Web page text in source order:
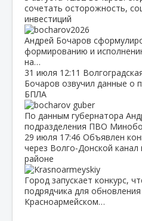
сочетать осторожность,
инвестиций
Андрей Бочаров
формированию и
на…
31 июля 12:11
Бочаров озвучил данные о
БПЛА
По данным губернатора
подразделения ПВО
29 июля 17:46 Объявлен
через Волго‑Донской
районе
Город запускает конкурс,
подрядчика для
Красноармейском…